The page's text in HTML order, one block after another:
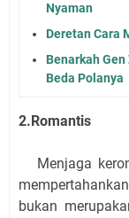
Nyaman
Deretan Cara
Benarkah
Beda Polanya
2.Romantis
Menjaga
bukan